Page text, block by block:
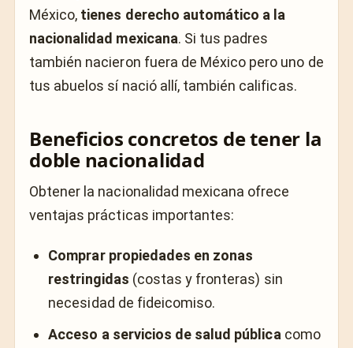
México, tienes derecho automático a la
nacionalidad mexicana. Si tus padres
también nacieron fuera de México pero uno de
tus abuelos sí nació allí, también calificas.
Beneficios concretos de tener la
doble nacionalidad
Obtener la nacionalidad mexicana ofrece
ventajas prácticas importantes:
Comprar propiedades en zonas
restringidas (costas y fronteras) sin
necesidad de fideicomiso.
Acceso a servicios de salud pública como